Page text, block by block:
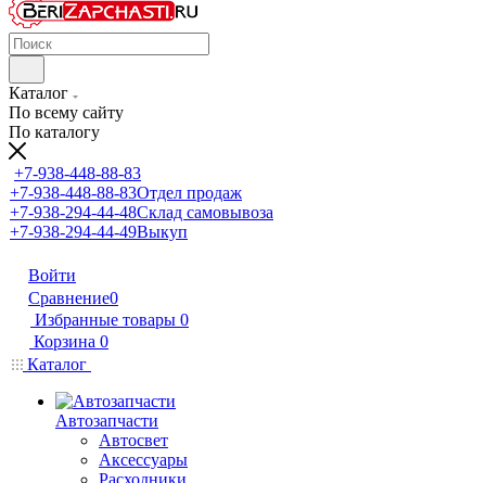
Каталог
По всему сайту
По каталогу
+7-938-448-88-83
+7-938-448-88-83Отдел продаж
+7-938-294-44-48Склад самовывоза
+7-938-294-44-49Выкуп
Войти
Сравнение0
Избранные товары 0
Корзина 0
Каталог
Автозапчасти
Автосвет
Аксессуары
Расходники